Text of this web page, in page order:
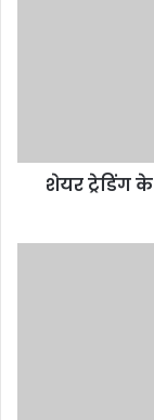
शेयर ट्रेडिंग